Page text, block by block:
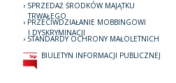
SPRZEDAŻ ŚRODKÓW MAJĄTKU
TRWAŁEGO
PRZECIWDZIAŁANIE MOBBINGOWI
I DYSKRYMINACJI
STANDARDY OCHRONY MAŁOLETNICH
BIULETYN INFORMACJI PUBLICZNEJ